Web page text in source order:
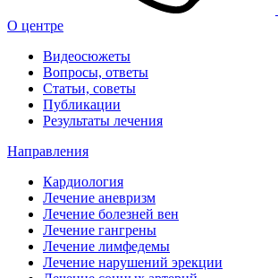
О центре
Видеосюжеты
Вопросы, ответы
Статьи, советы
Публикации
Результаты лечения
Направления
Кардиология
Лечение аневризм
Лечение болезней вен
Лечение гангрены
Лечение лимфедемы
Лечение нарушений эрекции